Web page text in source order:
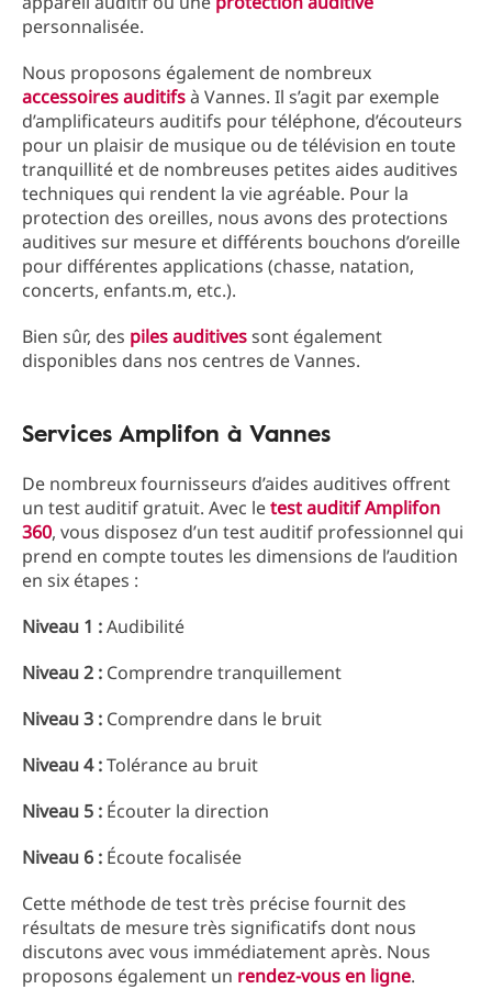
personnalisée.
Nous proposons également de nombreux
accessoires auditifsà Vannes. Il s’agit par exemple
d’amplificateurs auditifs pour téléphone, d’écouteurs
pour un plaisir de musique ou de télévision en toute
tranquillité et de nombreuses petites aides auditives
techniques qui rendent la vie agréable. Pour la
protection des oreilles, nous avons des protections
auditives sur mesure et différents bouchons d’oreille
pour différentes applications (chasse, natation,
concerts, enfants.m, etc.).
Bien sûr, des piles auditivessont également
disponibles dans nos centres de Vannes.
Services Amplifon à Vannes
De nombreux fournisseurs d’aides auditives offrent
un test auditif gratuit. Avec letest auditif Amplifon
360, vous disposez d’un test auditif professionnel qui
prend en compte toutes les dimensions de l’audition
en six étapes :
Niveau 1 :Audibilité
Niveau 2 : Comprendre tranquillement
Niveau 3 : Comprendre dans le bruit
Niveau 4 :Tolérance au bruit
Niveau 5 : Écouter la direction
Niveau 6 : Écoute focalisée
Cette méthode de test très précise fournit des
résultats de mesure très significatifs dont nous
discutons avec vous immédiatement après. Nous
proposons également un rendez-vous en ligne.